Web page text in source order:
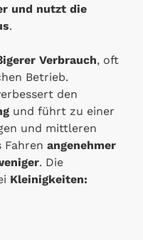
und nutzt die
.
Verbrauch, oft
Betrieb.
den
und führt zu einer
und mittleren
Fahren angenehmer
. Die
Kleinigkeiten: